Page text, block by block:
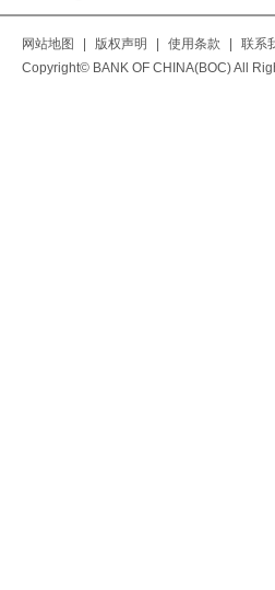
网站地图 版权声明 使用条款 联系
Copyright© BANK OF CHINA(BOC) All